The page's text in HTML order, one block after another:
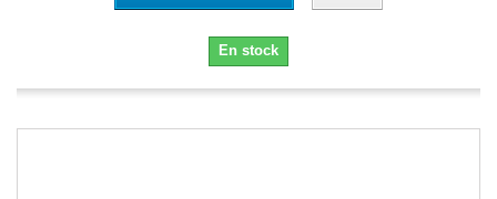
En stock